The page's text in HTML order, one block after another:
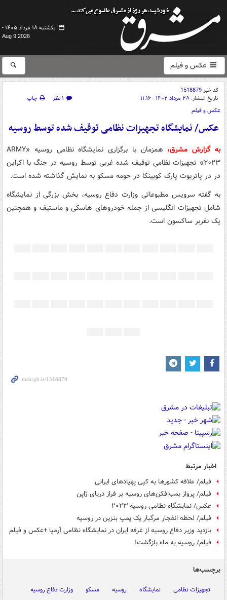
یکشنبه ۱۸ مرداد ۱۴۰۵ -
Aug 9 2026
عکس و فیلم
کد خبر1518879
تاریخ انتشار: ۲۸ مرداد ۱۴۰۲ - ۱۱:۱۶ ۱ نظر
چاپ
عکس و فیلم
عکس/ نمایشگاه تجهیزات نظامی توقیف شده توسط روسیه
به گزارش مشرق،
همزمان با برگزاری نمایشگاه نظامی روسیه «ARMY
۲۰۲۳» تجهیزات نظامی توقیف شده غربی توسط روسیه در جنگ با اکراین
در در پاتریوت پارک کوبینکا در حومه مسکو به نمایش گذاشته شده است.
به گفته سرویس مطبوعاتی وزارت دفاع روسیه، بخش بزرگی از نمایشگاه
شامل تجهیزات انگلیسی از جمله خودروهای هاسکی و ماستیف و همچنین
یک نفربر ساکسون است.
اخبار مرتبط
فیلم/ علاقه کشورها به کپی پهپادهای ایرانی
فیلم/ پرواز بمب‌افکن‌های روسیه بر فراز دریای ژاپن
عکس/ نمایشگاه نظامی روسیه ۲۰۲۳
فیلم/ لحظه انفجار مرگبار یک پمپ بنزین در روسیه
بازدید وزیر دفاع روسیه از غرفه ایران در نمایشگاه نظامی آرمیا +عکس و فیلم
فیلم/ روسیه به ماه بازگشت!
برچسب‌ها
تجهیزات نظامی نمایشگاه روسیه مسکو وزارت دفاع روسیه